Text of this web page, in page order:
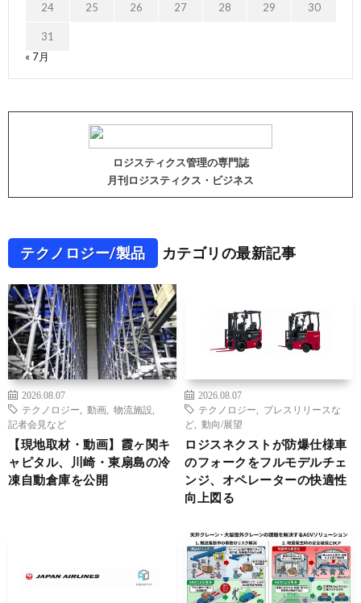
24 25 26 27 28 29 30
31
« 7月
ロジスティクス管理の専門誌
月刊ロジスティクス・ビジネス
テクノロジー/製品 カテゴリの最新記事
2026.08.07
テクノロジー
動画 物流施設
記者会見など
【現地取材・動画】霞ヶ関キ
ャピタル、川崎・東扇島の冷
凍自動倉庫を公開
2026.08.07
テクノロジー
プレスリリースな
ど
動向/展望
ロジスネクストが防爆仕様車
のフォークをフルモデルチェ
ンジ、オペレーターの快適性
向上図る